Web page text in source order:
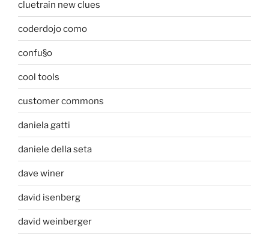
cluetrain new clues
coderdojo como
confu§o
cool tools
customer commons
daniela gatti
daniele della seta
dave winer
david isenberg
david weinberger